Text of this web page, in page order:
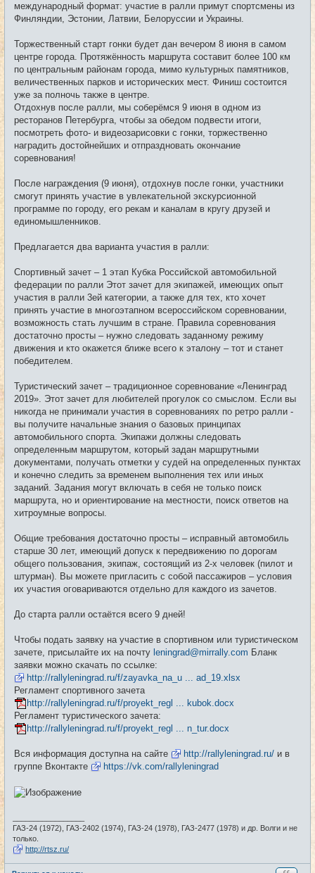
международный формат: участие в ралли примут спортсмены из
Финляндии, Эстонии, Латвии, Белоруссии и Украины.
Торжественный старт гонки будет дан вечером 8 июня в самом
центре города. Протяжённость маршрута составит более 100 км
по центральным районам города, мимо культурных памятников,
величественных парков и исторических мест. Финиш состоится
уже за полночь также в центре.
Отдохнув после ралли, мы соберёмся 9 июня в одном из
ресторанов Петербурга, чтобы за обедом подвести итоги,
посмотреть фото- и видеозарисовки с гонки, торжественно
наградить достойнейших и отпраздновать окончание
соревнования!
После награждения (9 июня), отдохнув после гонки, участники
смогут принять участие в увлекательной экскурсионной
программе по городу, его рекам и каналам в кругу друзей и
единомышленников.
Предлагается два варианта участия в ралли:
Спортивный зачет – 1 этап Кубка Российской автомобильной
федерации по ралли Этот зачет для экипажей, имеющих опыт
участия в ралли 3ей категории, а также для тех, кто хочет
принять участие в многоэтапном всероссийском соревновании,
возможность стать лучшим в стране. Правила соревнования
достаточно просты – нужно следовать заданному режиму
движения и кто окажется ближе всего к эталону – тот и станет
победителем.
Туристический зачет – традиционное соревнование «Ленинград
2019». Этот зачет для любителей прогулок со смыслом. Если вы
никогда не принимали участия в соревнованиях по ретро ралли -
вы получите начальные знания о базовых принципах
автомобильного спорта. Экипажи должны следовать
определенным маршрутом, который задан маршрутными
документами, получать отметки у судей на определенных пунктах
и конечно следить за временем выполнения тех или иных
заданий. Задания могут включать в себя не только поиск
маршрута, но и ориентирование на местности, поиск ответов на
хитроумные вопросы.
Общие требования достаточно просты – исправный автомобиль
старше 30 лет, имеющий допуск к передвижению по дорогам
общего пользования, экипаж, состоящий из 2-х человек (пилот и
штурман). Вы можете пригласить с собой пассажиров – условия
их участия оговариваются отдельно для каждого из зачетов.
До старта ралли остаётся всего 9 дней!
Чтобы подать заявку на участие в спортивном или туристическом
зачете, присылайте их на почту leningrad@mirrally.com Бланк
заявки можно скачать по ссылке:
http://rallyleningrad.ru/f/zayavka_na_u ... ad_19.xlsx
Регламент спортивного зачета
http://rallyleningrad.ru/f/proyekt_regl ... kubok.docx
Регламент туристического зачета:
http://rallyleningrad.ru/f/proyekt_regl ... n_tur.docx
Вся информация доступна на сайте http://rallyleningrad.ru/ и в
группе Вконтакте
https://vk.com/rallyleningrad
ГАЗ-24 (1972), ГАЗ-2402 (1974), ГАЗ-24 (1978), ГАЗ-2477 (1978) и др. Волги и не
только.
http://rtsz.ru/